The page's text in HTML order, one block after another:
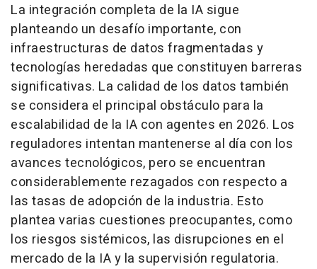
La integración completa de la IA sigue
planteando un desafío importante, con
infraestructuras de datos fragmentadas y
tecnologías heredadas que constituyen barreras
significativas. La calidad de los datos también
se considera el principal obstáculo para la
escalabilidad de la IA con agentes en 2026. Los
reguladores intentan mantenerse al día con los
avances tecnológicos, pero se encuentran
considerablemente rezagados con respecto a
las tasas de adopción de la industria. Esto
plantea varias cuestiones preocupantes, como
los riesgos sistémicos, las disrupciones en el
mercado de la IA y la supervisión regulatoria.